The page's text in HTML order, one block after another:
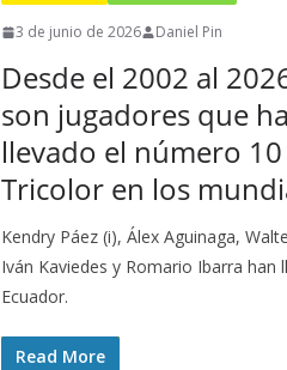
3 de junio de 2026 Daniel Pin
Desde el 2002 al
son jugadores que
llevado el número
Tricolor en los
Kendry Páez (i), Álex Aguinaga,
Iván Kaviedes y Romario Ibarra han
Ecuador.
Read More